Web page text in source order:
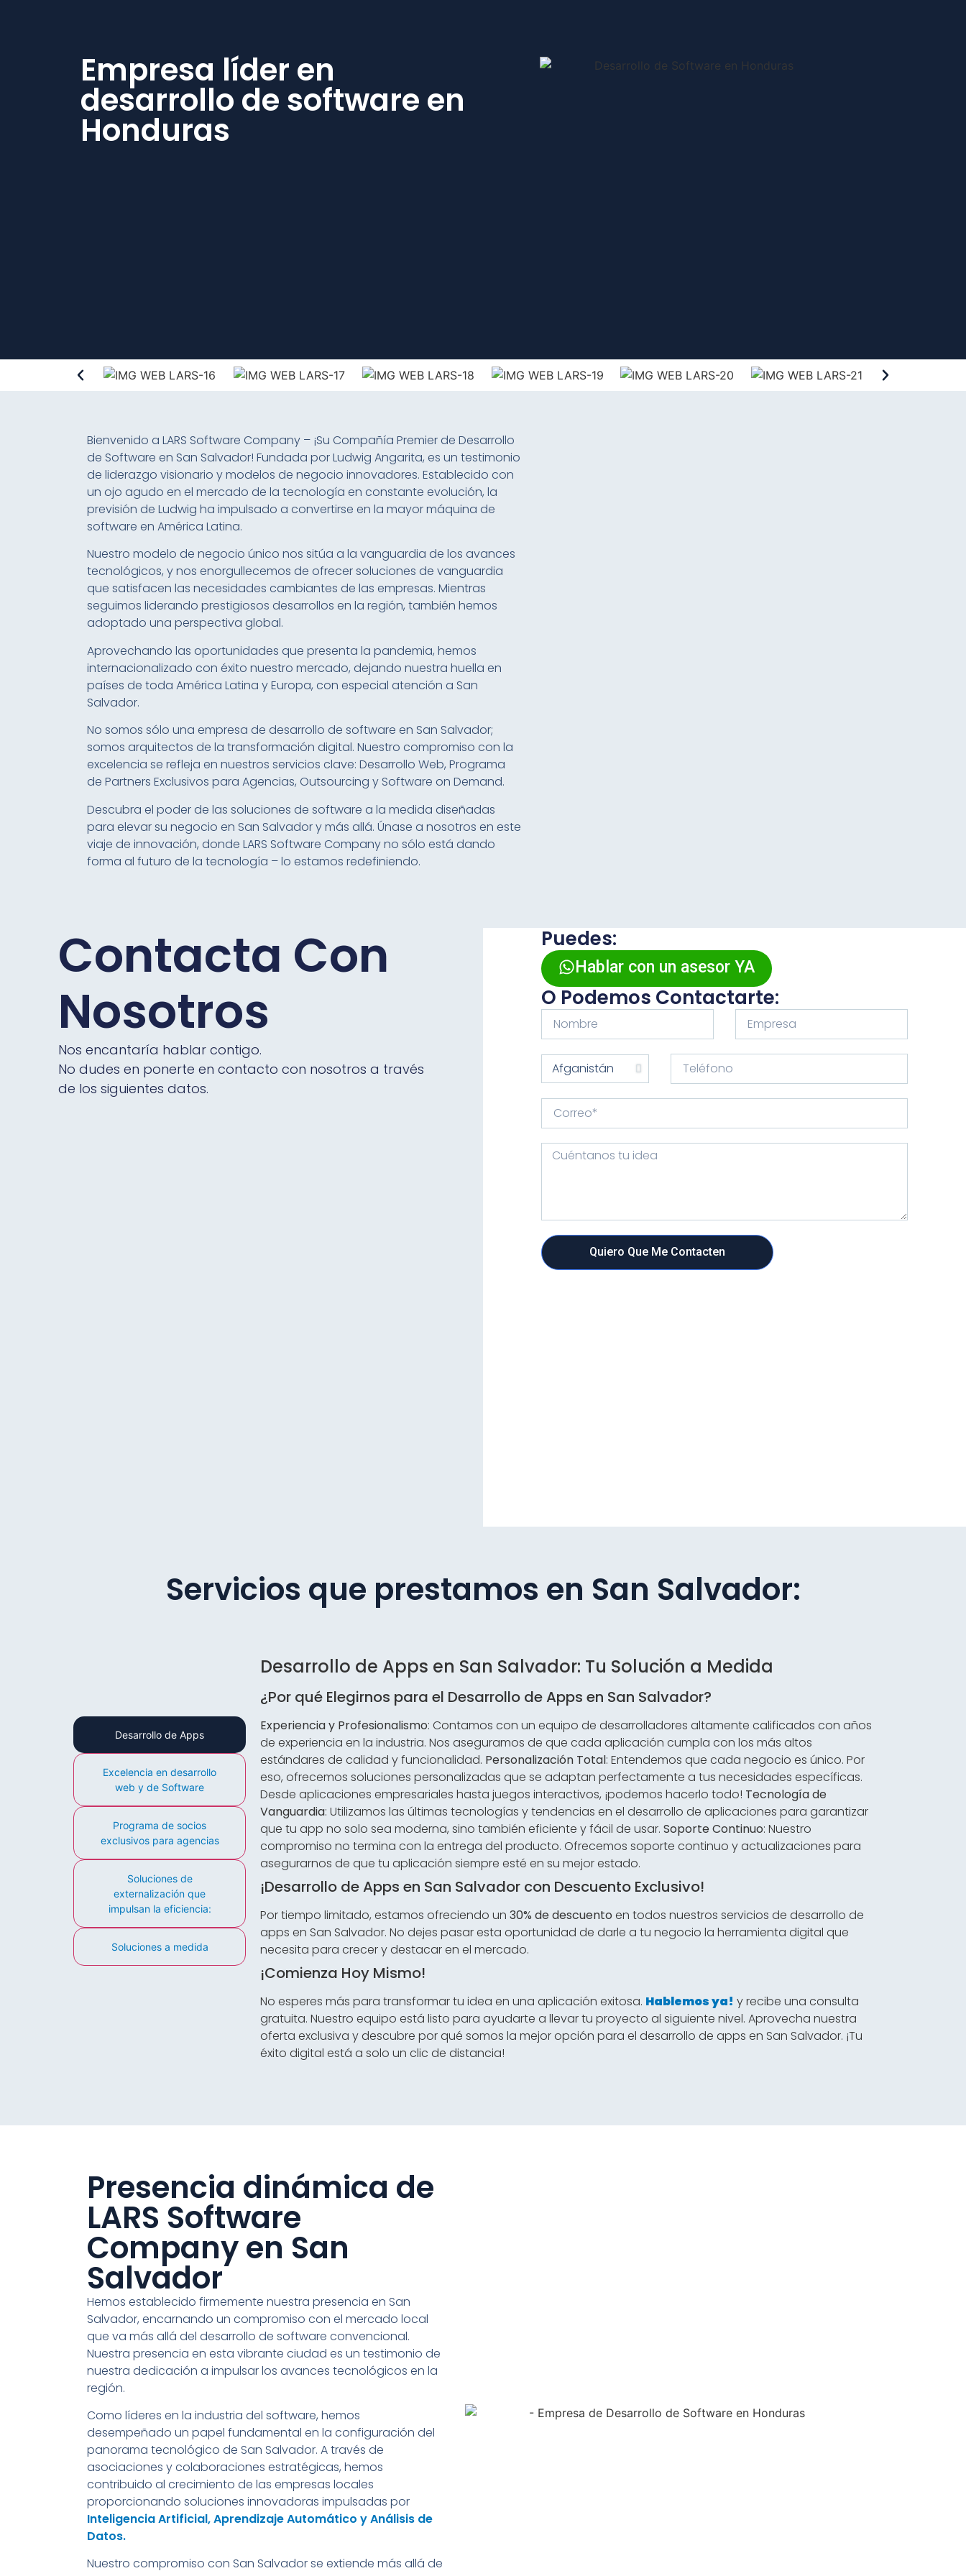
Empresa líder en
desarrollo de software en
Honduras
Bienvenido a LARS Software Company – ¡Su Compañía Premier de Desarrollo
de Software en San Salvador! Fundada por Ludwig Angarita, es un testimonio
de liderazgo visionario y modelos de negocio innovadores. Establecido con
un ojo agudo en el mercado de la tecnología en constante evolución, la
previsión de Ludwig ha impulsado a convertirse en la mayor máquina de
software en América Latina.
Nuestro modelo de negocio único nos sitúa a la vanguardia de los avances
tecnológicos, y nos enorgullecemos de ofrecer soluciones de vanguardia
que satisfacen las necesidades cambiantes de las empresas. Mientras
seguimos liderando prestigiosos desarrollos en la región, también hemos
adoptado una perspectiva global.
Aprovechando las oportunidades que presenta la pandemia, hemos
internacionalizado con éxito nuestro mercado, dejando nuestra huella en
países de toda América Latina y Europa, con especial atención a San
Salvador.
No somos sólo una empresa de desarrollo de software en San Salvador;
somos arquitectos de la transformación digital. Nuestro compromiso con la
excelencia se refleja en nuestros servicios clave: Desarrollo Web, Programa
de Partners Exclusivos para Agencias, Outsourcing y Software on Demand.
Descubra el poder de las soluciones de software a la medida diseñadas
para elevar su negocio en San Salvador y más allá. Únase a nosotros en este
viaje de innovación, donde LARS Software Company no sólo está dando
forma al futuro de la tecnología – lo estamos redefiniendo.
Contacta Con
Nosotros
Nos encantaría hablar contigo.
No dudes en ponerte en contacto con nosotros a través
de los siguientes datos.
Puedes:
Hablar con un asesor YA
O Podemos Contactarte:
Quiero Que Me Contacten
Servicios que prestamos en San Salvador:
Desarrollo de Apps
Excelencia en desarrollo
web y de Software
Programa de socios
exclusivos para agencias
Soluciones de
externalización que
impulsan la eficiencia:
Soluciones a medida
Desarrollo de Apps en San Salvador: Tu Solución a Medida
¿Por qué Elegirnos para el Desarrollo de Apps en San Salvador?
Experiencia y Profesionalismo: Contamos con un equipo de desarrolladores altamente calificados con años
de experiencia en la industria. Nos aseguramos de que cada aplicación cumpla con los más altos
estándares de calidad y funcionalidad. Personalización Total: Entendemos que cada negocio es único. Por
eso, ofrecemos soluciones personalizadas que se adaptan perfectamente a tus necesidades específicas.
Desde aplicaciones empresariales hasta juegos interactivos, ¡podemos hacerlo todo! Tecnología de
Vanguardia: Utilizamos las últimas tecnologías y tendencias en el desarrollo de aplicaciones para garantizar
que tu app no solo sea moderna, sino también eficiente y fácil de usar. Soporte Continuo: Nuestro
compromiso no termina con la entrega del producto. Ofrecemos soporte continuo y actualizaciones para
asegurarnos de que tu aplicación siempre esté en su mejor estado.
¡Desarrollo de Apps en San Salvador con Descuento Exclusivo!
Por tiempo limitado, estamos ofreciendo un 30% de descuento en todos nuestros servicios de desarrollo de
apps en San Salvador. No dejes pasar esta oportunidad de darle a tu negocio la herramienta digital que
necesita para crecer y destacar en el mercado.
¡Comienza Hoy Mismo!
No esperes más para transformar tu idea en una aplicación exitosa. Hablemos ya! y recibe una consulta
gratuita. Nuestro equipo está listo para ayudarte a llevar tu proyecto al siguiente nivel. Aprovecha nuestra
oferta exclusiva y descubre por qué somos la mejor opción para el desarrollo de apps en San Salvador. ¡Tu
éxito digital está a solo un clic de distancia!
Presencia dinámica de
LARS Software
Company en San
Salvador
Hemos establecido firmemente nuestra presencia en San
Salvador, encarnando un compromiso con el mercado local
que va más allá del desarrollo de software convencional.
Nuestra presencia en esta vibrante ciudad es un testimonio de
nuestra dedicación a impulsar los avances tecnológicos en la
región.
Como líderes en la industria del software, hemos
desempeñado un papel fundamental en la configuración del
panorama tecnológico de San Salvador. A través de
asociaciones y colaboraciones estratégicas, hemos
contribuido al crecimiento de las empresas locales
proporcionando soluciones innovadoras impulsadas por
Inteligencia Artificial, Aprendizaje Automático y Análisis de
Datos.
Nuestro compromiso con San Salvador se extiende más allá de